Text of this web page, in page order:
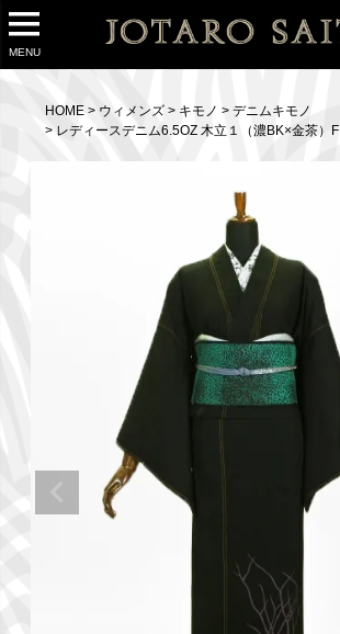
MENU
HOME ウィメンズ キモノ
デニムキモノ
レディースデニム6.5OZ 木立１（濃BK×金茶）F